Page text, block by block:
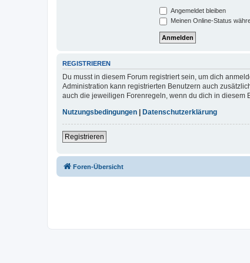
Angemeldet bleiben
Meinen Online-Status
REGISTRIEREN
Du musst in diesem Forum registriert sein, um dich
Administration kann registrierten Benutzern auch
auch die jeweiligen Forenregeln, wenn du dich in diesem
Nutzungsbedingungen
Datenschutzerklärung
Registrieren
Foren-Übersicht